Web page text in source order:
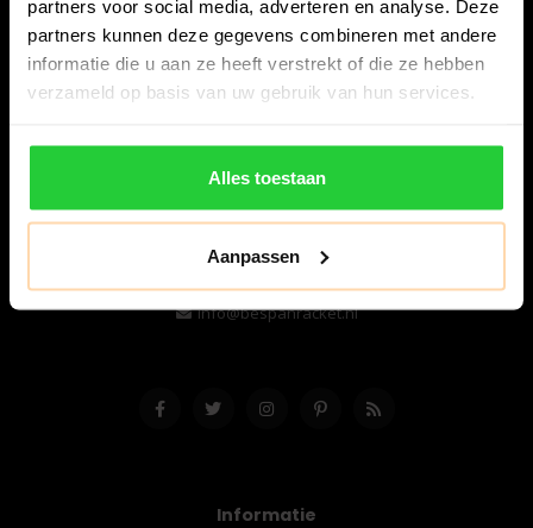
partners voor social media, adverteren en analyse. Deze
partners kunnen deze gegevens combineren met andere
informatie die u aan ze heeft verstrekt of die ze hebben
verzameld op basis van uw gebruik van hun services.
Alles toestaan
Aanpassen
Bespanracket.nl is dé racketspecialist van Lelystad en
omstreken.
Snijdersstraat 6
8224 AA Lelystad
Nederland
06-57276080
info@bespanracket.nl
Informatie